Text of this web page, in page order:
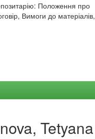
Положення про
Вимоги до матеріалів,
Tetyana